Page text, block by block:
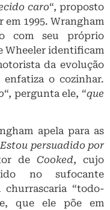
caro“, proposto
em 1995. Wrangham
com seu próprio
Wheeler identificam
da evolução
enfatiza o cozinhar.
“, pergunta ele, “que
apela para as
Estou persuadido por
de Cooked, cujo
no sufocante
“todo-
que ele põe em